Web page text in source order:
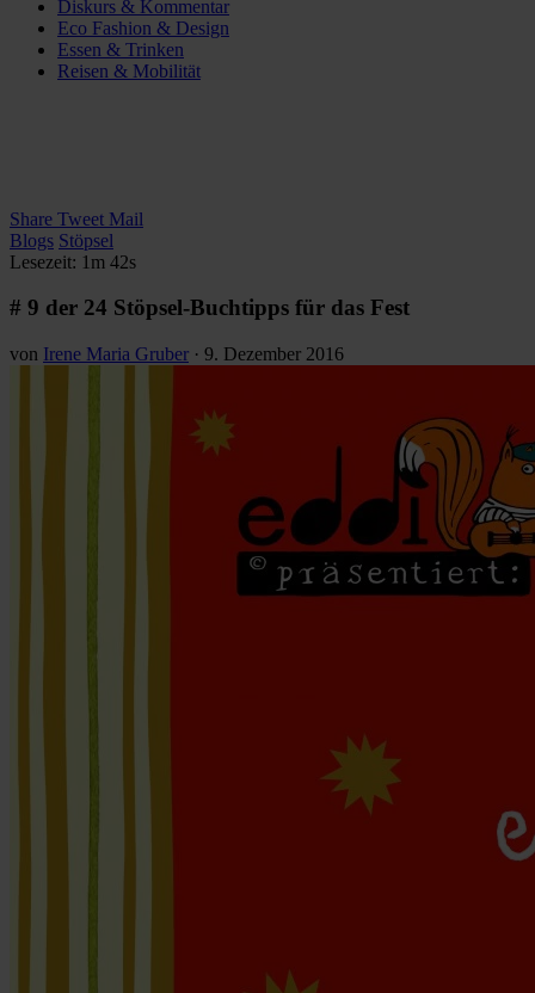
Diskurs & Kommentar
Eco Fashion & Design
Essen & Trinken
Reisen & Mobilität
Share Tweet Mail
Blogs Stöpsel
Lesezeit: 1m 42s
# 9 der 24 Stöpsel-Buchtipps für das Fest
von Irene Maria Gruber · 9. Dezember 2016